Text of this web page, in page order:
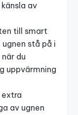
av
till smart
stå på i
du
uppvärmning
av ugnen